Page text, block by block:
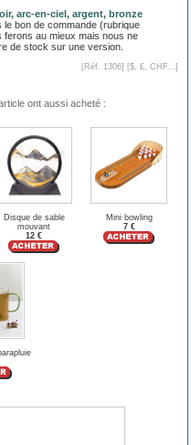
arc-en-ciel, argent, bronze
bon de commande (rubrique
au mieux mais nous ne
de stock sur une version.
[Réf. 1306] [$, £, CHF... ]
ont aussi acheté :
Disque de sable
mouvant
12 €
Mini bowling
7 €